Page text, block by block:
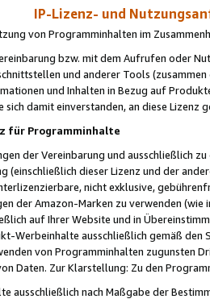
IP-Lizenz- und
von Programminhalten im
bzw. mit dem Aufrufen oder
und anderer Tools (zusammen
und Inhalten in Bezug auf
sich damit einverstanden, an diese Lizenz
für Programminhalte
der Vereinbarung und ausschließlich
(einschließlich dieser Lizenz und der
nicht exklusive,
der Amazon-Marken zu verwenden
auf Ihrer Website und in
Werbeinhalte ausschließlich gemäß
von Programminhalten zugunsten
Daten. Zur Klarstellung: Zu den
ausschließlich nach Maßgabe der